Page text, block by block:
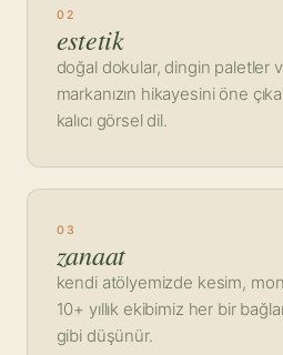
02
estetik
doğal dokular, dingin paletler
markanızın hikayesini öne
kalıcı görsel dil.
03
zanaat
kendi atölyemizde kesim,
10+ yıllık ekibimiz her bir
gibi düşünür.